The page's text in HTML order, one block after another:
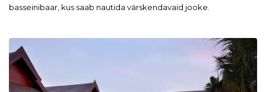
basseinibaar, kus saab nautida värskendavaid jooke.